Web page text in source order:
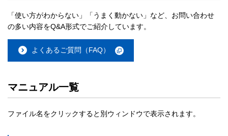
「使い方がわからない」「うまく動かない」など、お問い合わせ
の多い内容をQ&A形式でご紹介しています。
よくあるご質問（FAQ）
マニュアル一覧
ファイル名をクリックすると別ウィンドウで表示されます。